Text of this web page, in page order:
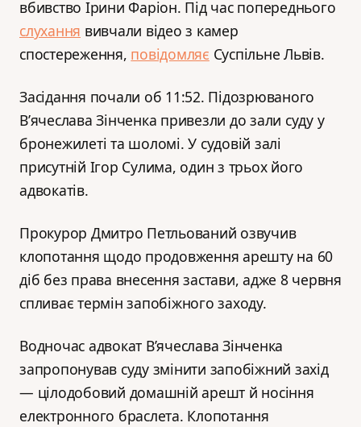
вбивство Ірини Фаріон. Під час попереднього
слухання вивчали відео з камер
спостереження, повідомляє Суспільне Львів.
Засідання почали об 11:52. Підозрюваного
В’ячеслава Зінченка привезли до зали суду у
бронежилеті та шоломі. У судовій залі
присутній Ігор Сулима, один з трьох його
адвокатів.
Прокурор Дмитро Петльований озвучив
клопотання щодо продовження арешту на 60
діб без права внесення застави, адже 8 червня
спливає термін запобіжного заходу.
Водночас адвокат В’ячеслава Зінченка
запропонував суду змінити запобіжний захід
— цілодобовий домашній арешт й носіння
електронного браслета. Клопотання